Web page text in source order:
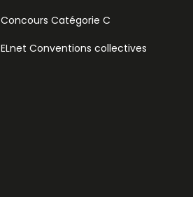
Concours Catégorie C
ELnet Conventions collectives